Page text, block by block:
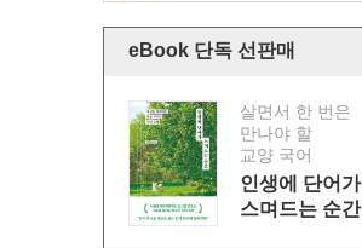
eBook 단독 선판매
살면서 한 번은
만나야 할
교양 국어
인생에 단어가
스며드는 순간